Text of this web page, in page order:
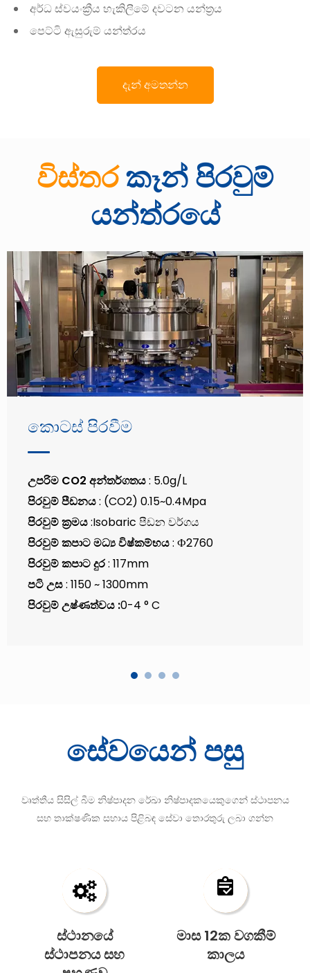
අර්ධ ස්වයංක්‍රීය හැකිලීමේ දවටන යන්ත්‍රය
පෙට්ටි ඇසුරුම් යන්ත්රය
දැන් අමතන්න
විස්තරකෑන් පිරවුම්
යන්ත්රයේ
කොටස් පිරවීම
උපරිම CO2 අන්තර්ගතය: 5.0g/L
පිරවුම් පීඩනය: (CO2) 0.15~0.4Mpa
පිරවුම් ක්‍රමය:Isobaric පීඩන වර්ගය
පිරවුම් කපාට මධ්‍ය විෂ්කම්භය: Ф2760
පිරවුම් කපාට දුර: 117mm
පටි උස: 1150 ~ 1300mm
පිරවුම් උෂ්ණත්වය :0-4 ° C
සේවයෙන් පසු
වෘත්තීය සිසිල් බීම නිෂ්පාදන රේඛා නිෂ්පාදකයෙකුගෙන් ස්ථාපනය
සහ තාක්ෂණික සහාය පිළිබඳ සේවා තොරතුරු ලබා ගන්න
ස්ථානයේ
ස්ථාපනය සහ
මාස 12ක වගකීම්
කාලය